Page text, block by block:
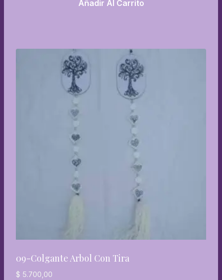
Añadir Al Carrito
09-Colgante Arbol Con Tira
$ 5.700,00